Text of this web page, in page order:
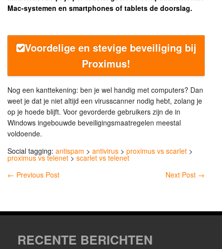
Mac-systemen en smartphones of tablets de doorslag.
Voordelige en stevige beveiliging bij
Proximus!
Nog een kanttekening: ben je wel handig met computers? Dan
weet je dat je niet altijd een virusscanner nodig hebt, zolang je
op je hoede blijft. Voor gevorderde gebruikers zijn de in
Windows ingebouwde beveiligingsmaatregelen meestal
voldoende.
Social tagging: antispam > antivirus > proximus vs scarlet >
proximus vs telenet > scarlet vs telenet
← Previous Post Next Post →
RECENTE BERICHTEN